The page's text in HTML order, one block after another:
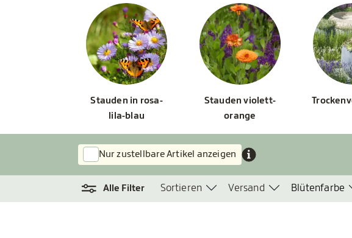
Stauden in rosa-
lila-blau
Stauden violett-
orange
Nur zustellbare Artikel anzeigen
Alle Filter Sortieren Versand Blütenfarbe